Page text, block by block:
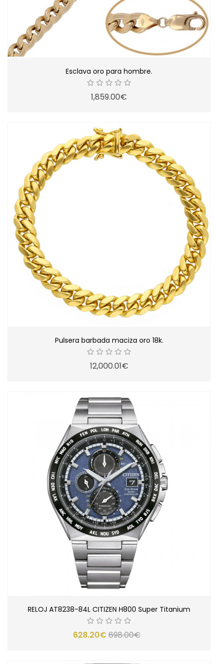
Esclava oro para hombre.
1,859.00€
Pulsera barbada maciza oro 18k.
12,000.01€
RELOJ AT8238-84L CITIZEN H800 Super Titanium
628.20€698.00€